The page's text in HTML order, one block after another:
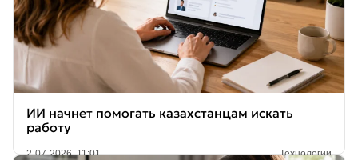
ИИ начнет помогать казахстанцам искать
работу
2-07-2026, 11:01 Технологии